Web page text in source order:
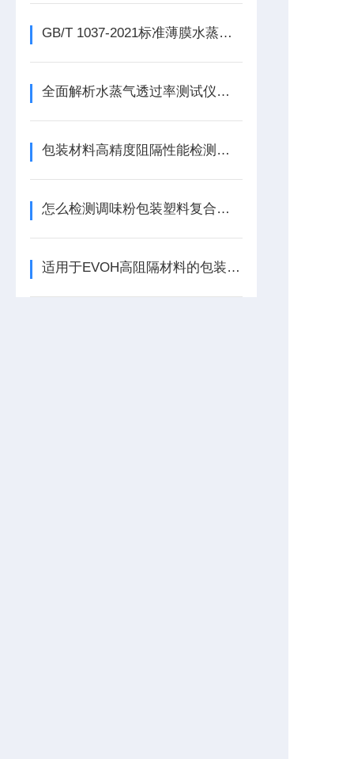
GB/T 1037-2021标准薄膜水蒸气透过率测试仪
全面解析水蒸气透过率测试仪的优点
包装材料高精度阻隔性能检测仪器应怎么选择
怎么检测调味粉包装塑料复合膜的防潮性能
适用于EVOH高阻隔材料的包装检测仪器-水蒸气透过率测试仪